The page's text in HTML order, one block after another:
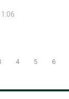
결서가 송달된 날로
4 5 6